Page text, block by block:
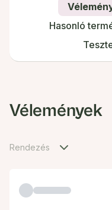
Hasonló
Vélemények
Rendezés